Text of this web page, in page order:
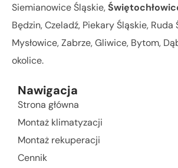
Siemianowice Śląskie,
Będzin, Czeladź, Piekary Śląskie, Ruda
Mysłowice, Zabrze, Gliwice, Bytom,
okolice.
Nawigacja
Strona główna
Montaż klimatyzacji
Montaż rekuperacji
Cennik